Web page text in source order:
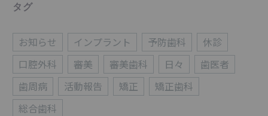
タグ
お知らせ インプラント 予防歯科
休診
口腔外科
審美 審美歯科 日々
歯医者
歯周病
活動報告 矯正
矯正歯科
総合歯科